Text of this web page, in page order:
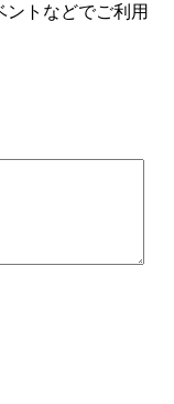
トなどでご利用